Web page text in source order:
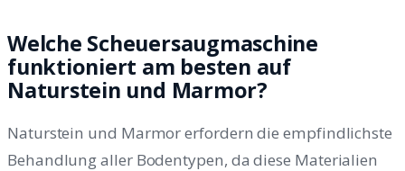
Welche Scheuersaugmaschine
funktioniert am besten auf
Naturstein und Marmor?
Naturstein und Marmor erfordern die empfindlichste
Behandlung aller Bodentypen, da diese Materialien